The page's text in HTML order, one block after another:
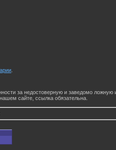
за недостоверную и заведомо
сайте, ссылка обязательна.